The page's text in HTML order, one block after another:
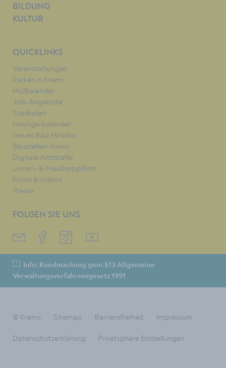
BILDUNG
KULTUR
QUICKLINKS
Veranstaltungen
Parken in Krems
Müllkalender
Job-Angebote
Stadtplan
Heurigenkalender
Neues Bad Mirador
Baustellen-News
Digitale Amtstafel
Leinen- & Maulkorbpflicht
Fotos & Videos
Presse
FOLGEN SIE UNS
Info: Kundmachung gem.§13 Allgemeine
Verwaltungsverfahrensgesetz 1991
© Krems Sitemap Barrierefreiheit Impressum
Datenschutzerklärung Privatsphäre Einstellungen